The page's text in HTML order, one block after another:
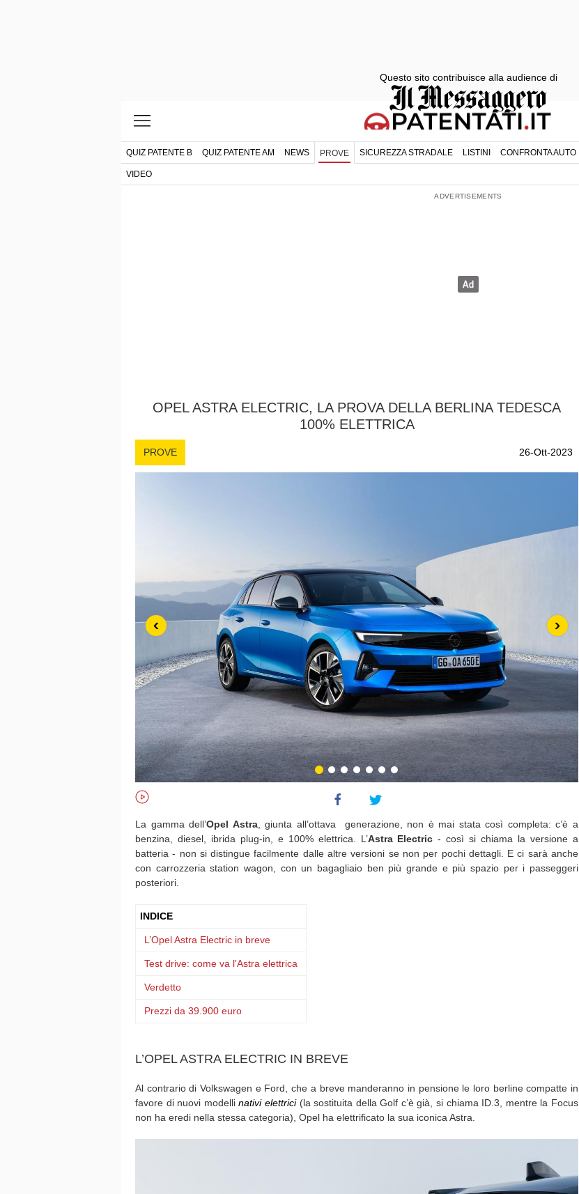
QUIZ PATENTE B QUIZ PATENTE AM NEWS PROVE SICUREZZA STRADALE LISTINI CONFRONTA AUTO
VIDEO
OPEL ASTRA ELECTRIC, LA PROVA DELLA BERLINA TEDESCA
100% ELETTRICA
PROVE 26-Ott-2023
‹ ›
La gamma dell’Opel Astra, giunta all’ottava generazione, non è mai stata così completa: c’è a
benzina, diesel, ibrida plug-in, e 100% elettrica. L’AstraElectric - così si chiama la versione a
batteria - non si distingue facilmente dalle altre versioni se non per pochi dettagli. E ci sarà anche
con carrozzeria station wagon, con un bagagliaio ben più grande e più spazio per i passeggeri
posteriori.
INDICE
L’Opel Astra Electric in breve
Test drive: come va l'Astra elettrica
Verdetto
Prezzi da 39.900 euro
L’OPEL ASTRA ELECTRIC IN BREVE
Al contrario di Volkswagen e Ford, che a breve manderanno in pensione le loro berline compatte in
favore di nuovi modellinativi elettrici(la sostituita della Golf c’è già, si chiama ID.3, mentre la Focus
non ha eredi nella stessa categoria), Opel ha elettrificato la sua iconica Astra.
Questo sito contribuisce alla audience di